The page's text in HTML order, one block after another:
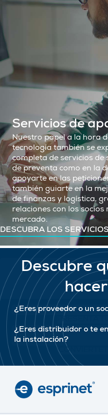
Servicios de
Nuestro papel a la hora
tecnología también se
completa de servicios
de preventa como en la
apoyarte en las
también guiarte en la
de finanzas y logística,
relaciones con los
mercado.
DESCUBRA LOS SERVICIOS
Descubre
¿Eres proveedor o un
PRESENTA
¿Eres distribuidor o te
la instalación?